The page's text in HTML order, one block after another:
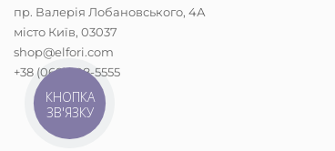
пр. Валерія Лобановського, 4А
місто Київ, 03037
shop@elfori.com
+38 (068) 298-5555
КНОПКА
ЗВ'ЯЗКУ